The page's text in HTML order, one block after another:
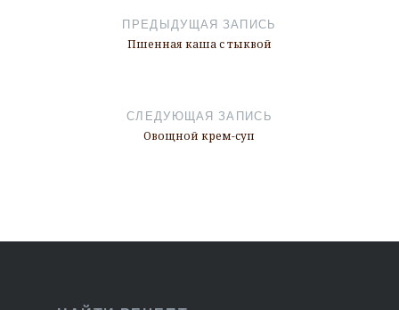
ПРЕДЫДУЩАЯ ЗАПИСЬ
Пшенная каша с тыквой
СЛЕДУЮЩАЯ ЗАПИСЬ
Овощной крем-суп